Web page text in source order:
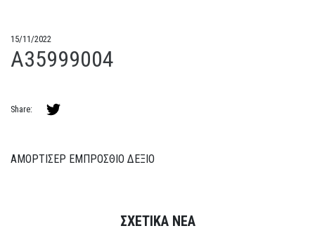
15/11/2022
A35999004
Share:
ΑΜΟΡΤΙΣΕΡ ΕΜΠΡΟΣΘΙO ΔΕΞΙO
ΣΧΕΤΙΚΑ ΝΕΑ